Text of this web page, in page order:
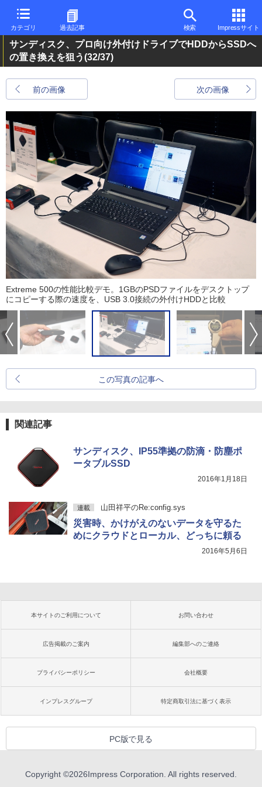
カテゴリ 過去記事 検索 Impressサイト
サンディスク、プロ向け外付けドライブでHDDからSSDへ
の置き換えを狙う(32/37)
前の画像 次の画像
Extreme 500の性能比較デモ。1GBのPSDファイルをデスクトップ
にコピーする際の速度を、USB 3.0接続の外付けHDDと比較
この写真の記事へ
関連記事
サンディスク、IP55準拠の防滴・防塵ポ
ータブルSSD
2016年1月18日
連載 山田祥平のRe:config.sys
災害時、かけがえのないデータを守るた
めにクラウドとローカル、どっちに頼る
2016年5月6日
本サイトのご利用について お問い合わせ
広告掲載のご案内 編集部へのご連絡
プライバシーポリシー 会社概要
インプレスグループ 特定商取引法に基づく表示
PC版で見る
Copyright ©2026Impress Corporation. All rights reserved.